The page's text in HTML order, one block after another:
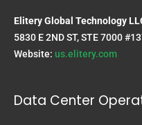
Elitery Global Technology
5830 E 2ND ST, STE 7000
Website: us.elitery.com
Data Center